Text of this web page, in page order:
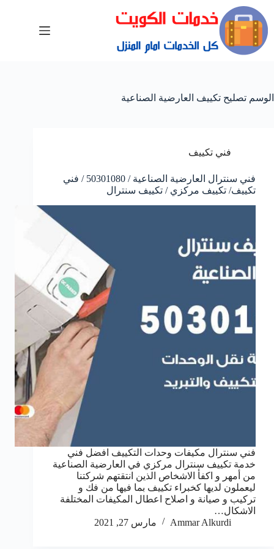
الوسم تصليح تكييف العارضية الصناعية
فني تكييف
فني سنترال العارضية الصناعية / 50301080 / فني
تكييف/ تكييف مركزي / تكييف سنترال
فني سنترال مكيفات وحدات التكييف افضل فني
خدمة تكييف سنترال مركزي في العارضية الصناعية
من أمهر و اكفأ الاشخاص الذين انتقتهم شركتنا
ليعملون لديها كخبراء تكييف بما فيها من فك و
تركيب و صيانة و اصلاح اعطال المكيفات المختلفة
الاشكال…
Ammar Alkurdi
مارس 27, 2021